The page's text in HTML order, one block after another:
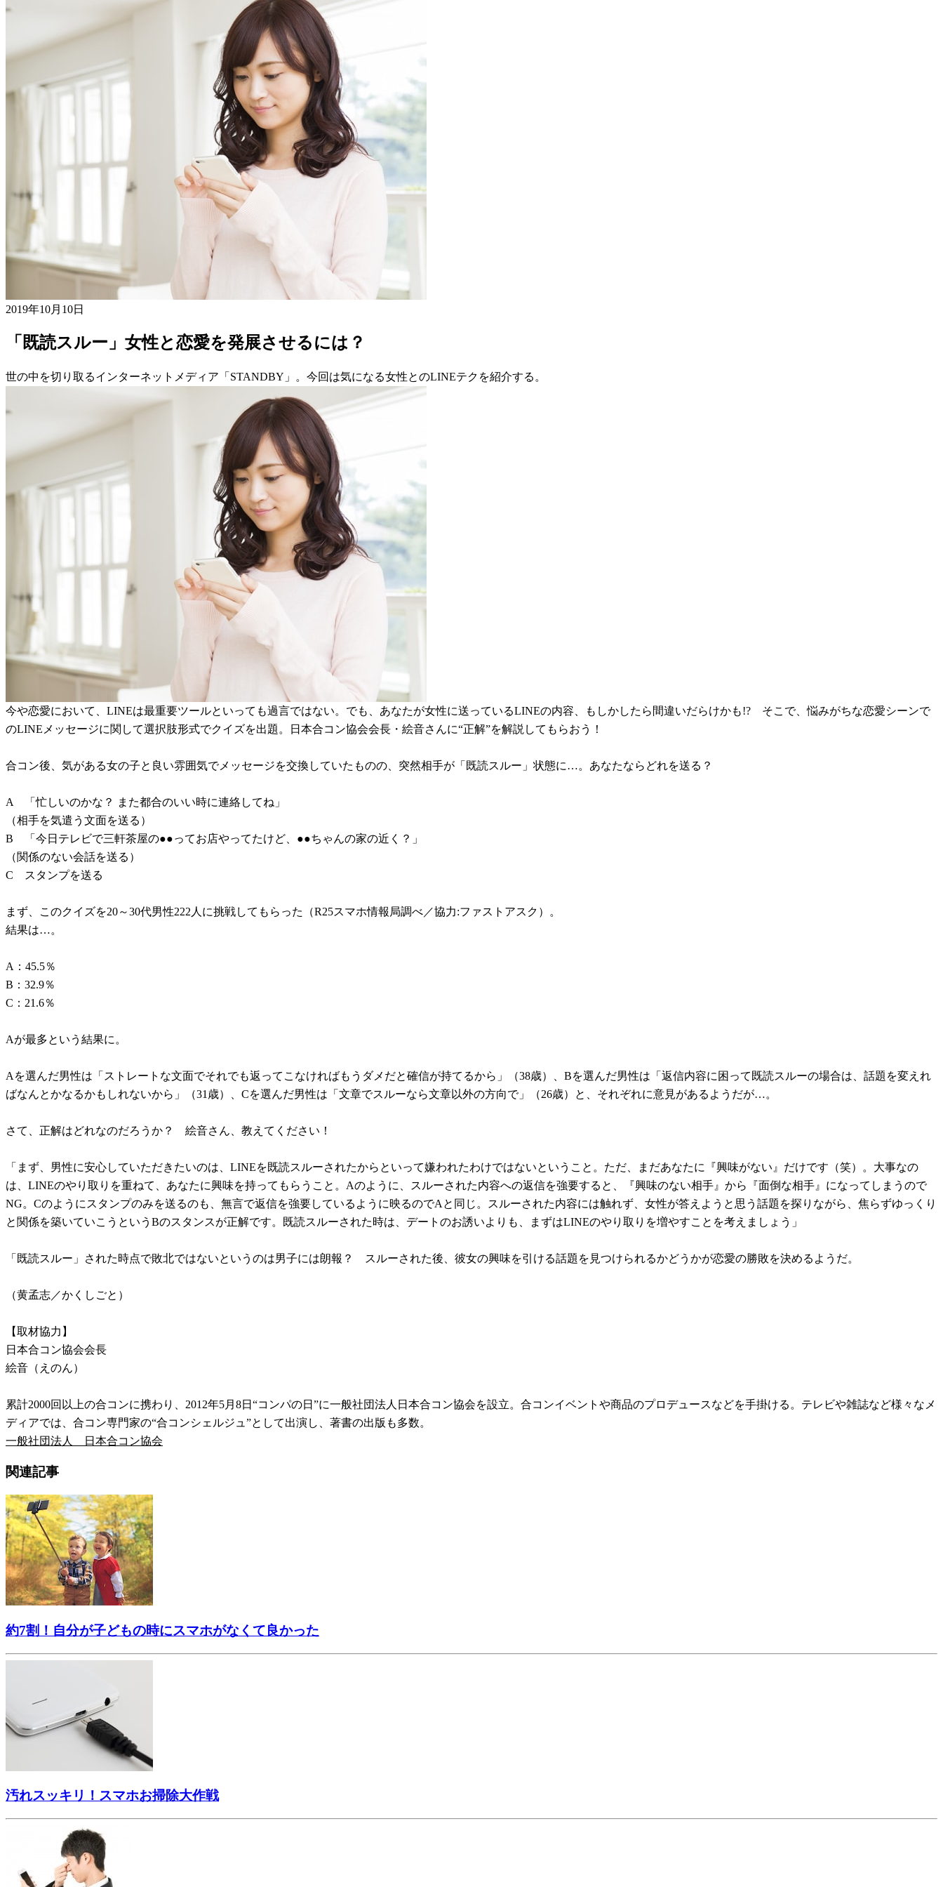
2019年10月10日
「既読スルー」女性と恋愛を発展させるには？
世の中を切り取るインターネットメディア「STANDBY」。今回は気になる女性とのLINEテクを紹介する。
今や恋愛において、LINEは最重要ツールといっても過言ではない。でも、あなたが女性に送っているLINEの内容、もしかしたら間違いだらけかも!? そこで、悩みがちな恋愛シーンで
のLINEメッセージに関して選択肢形式でクイズを出題。日本合コン協会会長・絵音さんに“正解”を解説してもらおう！
合コン後、気がある女の子と良い雰囲気でメッセージを交換していたものの、突然相手が「既読スルー」状態に…。あなたならどれを送る？
A 「忙しいのかな？ また都合のいい時に連絡してね」
（相手を気遣う文面を送る）
B 「今日テレビで三軒茶屋の●●ってお店やってたけど、●●ちゃんの家の近く？」
（関係のない会話を送る）
C スタンプを送る
まず、このクイズを20～30代男性222人に挑戦してもらった（R25スマホ情報局調べ／協力:ファストアスク）。
結果は…。
A：45.5％
B：32.9％
C：21.6％
Aが最多という結果に。
Aを選んだ男性は「ストレートな文面でそれでも返ってこなければもうダメだと確信が持てるから」（38歳）、Bを選んだ男性は「返信内容に困って既読スルーの場合は、話題を変えれ
ばなんとかなるかもしれないから」（31歳）、Cを選んだ男性は「文章でスルーなら文章以外の方向で」（26歳）と、それぞれに意見があるようだが…。
さて、正解はどれなのだろうか？ 絵音さん、教えてください！
「まず、男性に安心していただきたいのは、LINEを既読スルーされたからといって嫌われたわけではないということ。ただ、まだあなたに『興味がない』だけです（笑）。大事なの
は、LINEのやり取りを重ねて、あなたに興味を持ってもらうこと。Aのように、スルーされた内容への返信を強要すると、『興味のない相手』から『面倒な相手』になってしまうので
NG。Cのようにスタンプのみを送るのも、無言で返信を強要しているように映るのでAと同じ。スルーされた内容には触れず、女性が答えようと思う話題を探りながら、焦らずゆっくり
と関係を築いていこうというBのスタンスが正解です。既読スルーされた時は、デートのお誘いよりも、まずはLINEのやり取りを増やすことを考えましょう」
「既読スルー」された時点で敗北ではないというのは男子には朗報？ スルーされた後、彼女の興味を引ける話題を見つけられるかどうかが恋愛の勝敗を決めるようだ。
（黄孟志／かくしごと）
【取材協力】
日本合コン協会会長
絵音（えのん）
累計2000回以上の合コンに携わり、2012年5月8日“コンパの日”に一般社団法人日本合コン協会を設立。合コンイベントや商品のプロデュースなどを手掛ける。テレビや雑誌など様々なメ
ディアでは、合コン専門家の“合コンシェルジュ”として出演し、著書の出版も多数。
一般社団法人 日本合コン協会
関連記事
約7割！自分が子どもの時にスマホがなくて良かった
汚れスッキリ！スマホお掃除大作戦